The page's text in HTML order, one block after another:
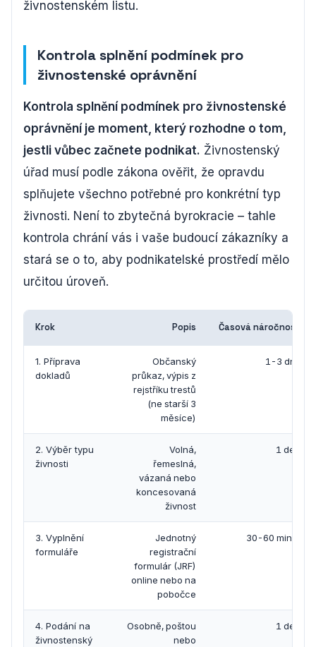
živnostenském listu.
Kontrola splnění podmínek pro
živnostenské oprávnění
Kontrola splnění podmínek pro živnostenské
oprávnění je moment, který rozhodne o tom,
jestli vůbec začnete podnikat. Živnostenský
úřad musí podle zákona ověřit, že opravdu
splňujete všechno potřebné pro konkrétní typ
živnosti. Není to zbytečná byrokracie – tahle
kontrola chrání vás i vaše budoucí zákazníky a
stará se o to, aby podnikatelské prostředí mělo
určitou úroveň.
Krok Popis Časová náročnost
1. Příprava
dokladů
Občanský
průkaz, výpis z
rejstříku trestů
(ne starší 3
měsíce)
1-3 dny
2. Výběr typu
živnosti
Volná,
řemeslná,
vázaná nebo
koncesovaná
živnost
1 den
3. Vyplnění
formuláře
Jednotný
registrační
formulár (JRF)
online nebo na
pobočce
30-60 minut
4. Podání na
živnostenský
Osobně, poštou
nebo
1 den